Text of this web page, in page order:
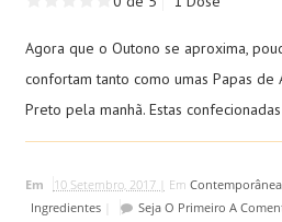
Agora que o Outono se aproxima,
confortam tanto como umas Papas de
Preto pela manhã. Estas
Em 10 Setembro, 2017 | Em Contemporânea
Ingredientes| Seja O Primeiro A